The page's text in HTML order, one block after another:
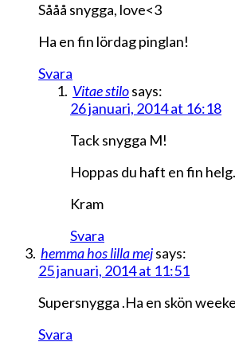
Sååå snygga, love<3
Ha en fin lördag pinglan!
Svara
Vitae stilosays:
26 januari, 2014 at 16:18
Tack snygga M!
Hoppas du haft en fin helg.
Kram
Svara
hemma hos lilla mejsays:
25 januari, 2014 at 11:51
Supersnygga .Ha en skön
Svara